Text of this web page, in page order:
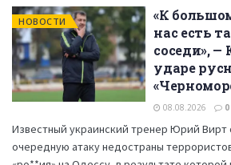
НОВОСТИ
«К
нас есть
соседи»,
ударе
08.08.2026 0
Известный украинский тренер Юрий Вирт
очередную атаку недостраны